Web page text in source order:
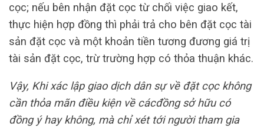
cọc; nếu bên nhận đặt cọc từ chối việc giao kết,
thực hiện hợp đồng thì phải trả cho bên đặt cọc tài
sản đặt cọc và một khoản tiền tương đương giá trị
tài sản đặt cọc, trừ trường hợp có thỏa thuận khác.
Vậy, Khi xác lập giao dịch dân sự về đặt cọc không
cần thỏa mãn điều kiện về cácđồng sở hữu có
đồng ý hay không, mà chỉ xét tới người tham gia